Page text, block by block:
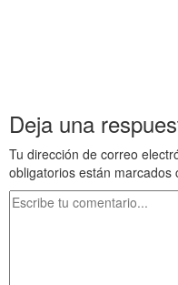
Deja una
Tu dirección de correo
obligatorios están marcados